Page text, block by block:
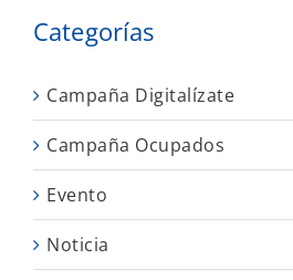
Categorías
Campaña Digitalízate
Campaña Ocupados
Evento
Noticia